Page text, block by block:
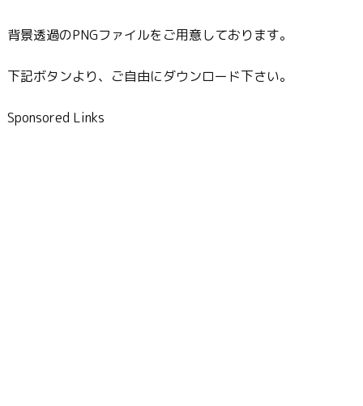
背景透過のPNGファイルをご用意しております。
下記ボタンより、ご自由にダウンロード下さい。
Sponsored Links